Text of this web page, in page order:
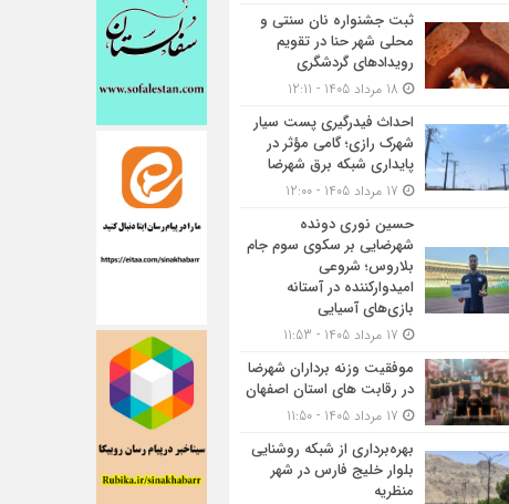
ثبت جشنواره نان سنتی و
محلی شهر حنا در تقویم
رویداد‌های گردشگری
احداث فیدرگیری پست سیار
شهرک رازی؛ گامی مؤثر در
پایداری شبکه برق شهرضا
حسین نوری دونده
شهرضایی بر سکوی سوم جام
بلاروس؛ شروعی
امیدوارکننده در آستانه
بازی‌های آسیایی
موفقیت وزنه برداران شهرضا
در رقابت های استان اصفهان
بهره‌برداری از شبکه روشنایی
بلوار خلیج فارس در شهر
منظریه